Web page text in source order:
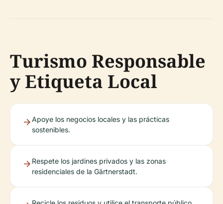
Turismo Responsable
y Etiqueta Local
Apoye los negocios locales y las prácticas
sostenibles.
Respete los jardines privados y las zonas
residenciales de la Gärtnerstadt.